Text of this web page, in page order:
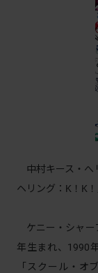
中村キース・へ
ヘリング：K！K
ケニー・シャー
年生まれ、1990
「スクール・オ